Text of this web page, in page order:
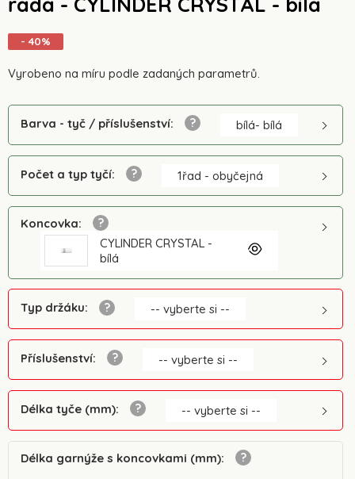
- 40%
Vyrobeno na míru podle zadaných parametrů.
Barva - tyč / příslušenství: bílá- bílá
Počet a typ tyčí: 1řad - obyčejná
Koncovka:
CYLINDER CRYSTAL -
bílá
Typ držáku: -- vyberte si --
Příslušenství: -- vyberte si --
Délka tyče (mm): -- vyberte si --
Délka garnýže s koncovkami (mm):